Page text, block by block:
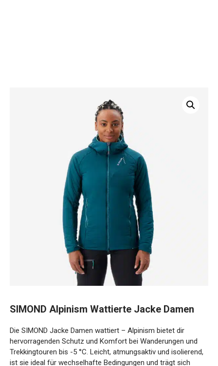
hervorragenden Schutz und Komfort bei Wanderungen und
Trekkingtouren bis -5 °C. Leicht, atmungsaktiv und
isolierend, ist sie ideal für wechselhafte Bedingungen und